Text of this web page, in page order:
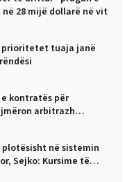
28 mijë dollarë në vit
prioritetet tuaja janë
e kontratës për
arbitrazh
në sistemin
Sejko: Kursime të